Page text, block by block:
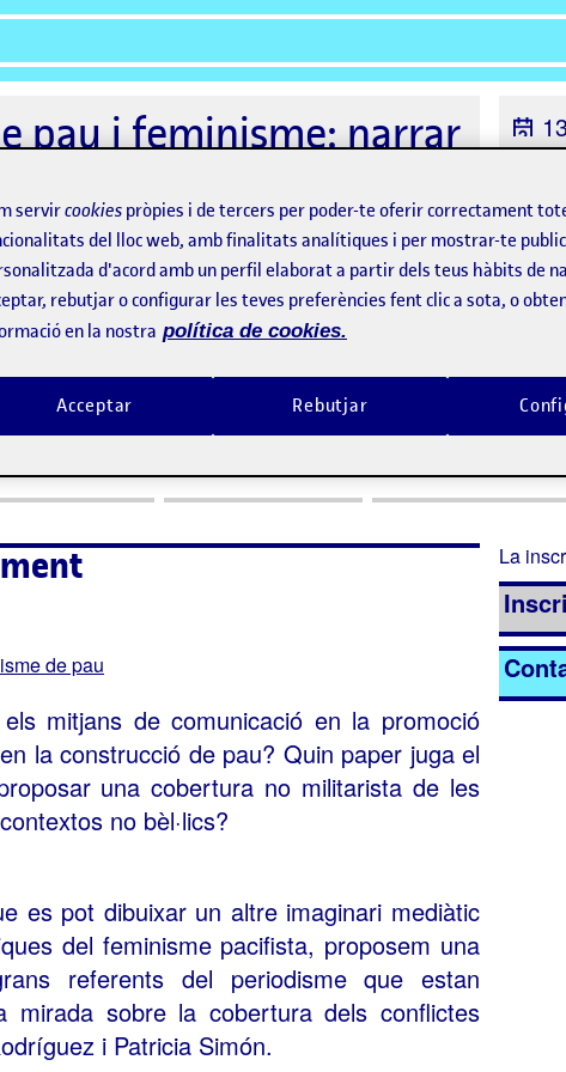
pau i feminisme: narrar
d'un altre lloc
de pau
mitjans de comunicació en la promoció
la construcció de pau? Quin paper juga el
una cobertura no militarista de les
no bèl·lics?
es pot dibuixar un altre imaginari mediàtic
del feminisme pacifista, proposem una
referents del periodisme que estan
mirada sobre la cobertura dels conflictes
i Patricia Simón.
La
servircookies pròpies i de tercers per poder-te oferir correctament
del lloc web, amb finalitats analítiques i per mostrar-te
d'acord amb un perfil elaborat a partir dels teus hàbits de
rebutjar o configurar les teves preferències fent clic a sota, o
en la nostra política de cookies.
Rebutjar
Acceptar